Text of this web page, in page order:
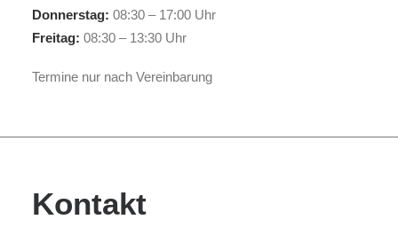
Donnerstag: 08:30 – 17:00 Uhr
Freitag: 08:30 – 13:30 Uhr
Termine nur nach Vereinbarung
Kontakt